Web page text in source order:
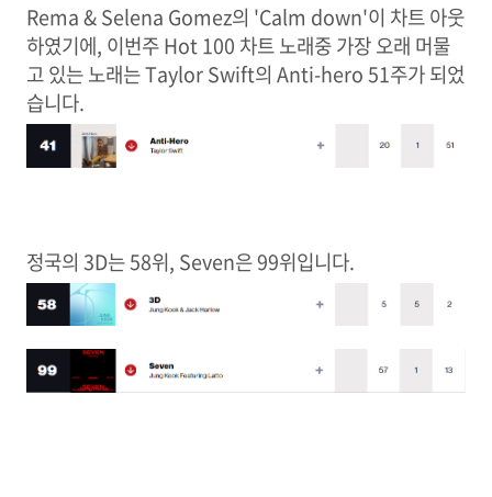
Rema & Selena Gomez의 'Calm down'이 차트 아웃
하였기에, 이번주 Hot 100 차트 노래중 가장 오래 머물
고 있는 노래는 Taylor Swift의 Anti-hero 51주가 되었
습니다.
정국의 3D는 58위, Seven은 99위입니다.